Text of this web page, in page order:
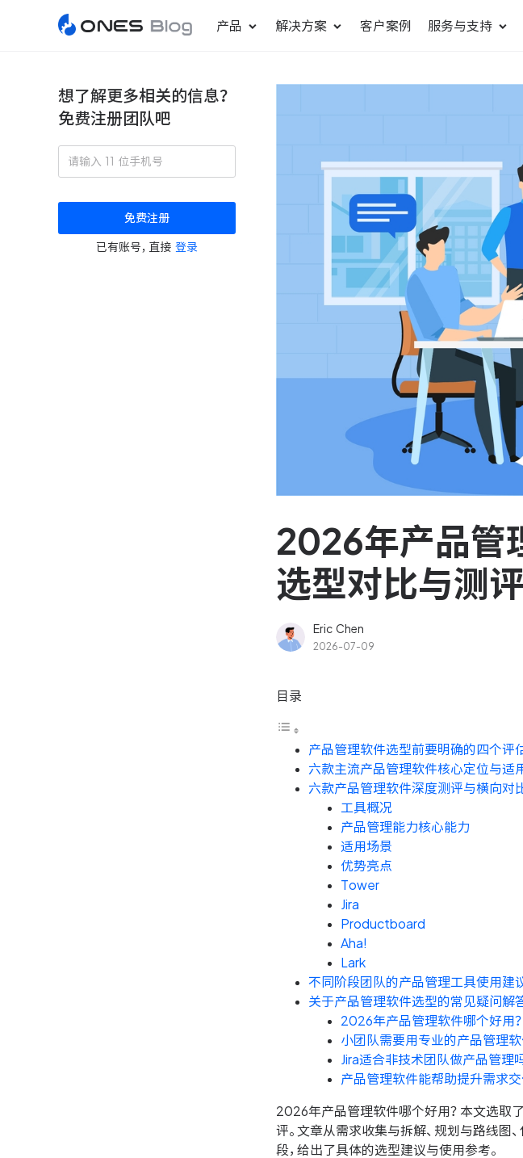
产品 解决方案
更好更快地发布产品
统一管理业务信
轻松规划项目和跟踪进度
测试管理
快速交付高质量产
DevOps
可持续地交付端
高效合理地规划和利用团队资
服务台和工单管
轻松响应与解决客
驱动企业创新增长 助力车企高效研发
客户案例 服务与支持
想了解更多相关的信息？
免费注册团队吧
免费注册
已有账号，直接 登录
2026年产品管
选型对比与测
Eric Chen
2026-07-09
目录
产品管理软件选型前要明确的四个评
六款主流产品管理软件核心定位与适
六款产品管理软件深度测评与横向对
工具概况
产品管理能力核心能力
适用场景
优势亮点
Tower
Jira
Productboard
Aha!
Lark
不同阶段团队的产品管理工具使用建
关于产品管理软件选型的常见疑问解
2026年产品管理软件哪个好用？
小团队需要用专业的产品管理软
Jira适合非技术团队做产品管理
产品管理软件能帮助提升需求交
2026年产品管理软件哪个好用？本文选取
评。文章从需求收集与拆解、规划与路线图
段，给出了具体的选型建议与使用参考。